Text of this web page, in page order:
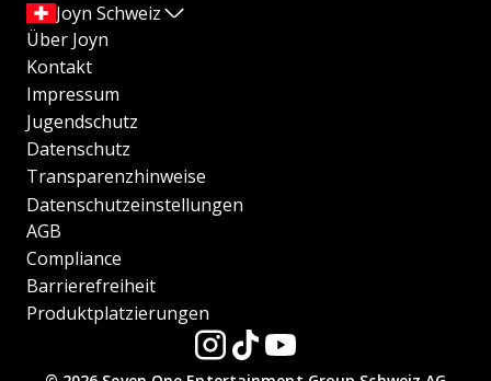
Joyn Schweiz
Über Joyn
Kontakt
Impressum
Jugendschutz
Datenschutz
Transparenzhinweise
Datenschutzeinstellungen
AGB
Compliance
Barrierefreiheit
Produktplatzierungen